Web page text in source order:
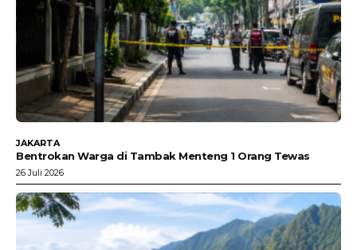
JAKARTA
Bentrokan Warga di Tambak Menteng 1 Orang Tewas
26 Juli 2026